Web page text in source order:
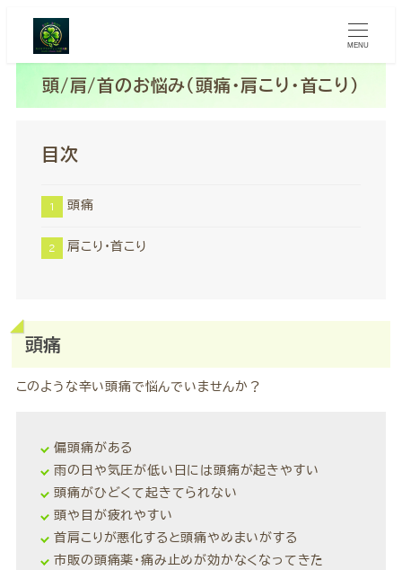
MENU
頭/肩/首のお悩み（頭痛・肩こり・首こり）
目次
頭痛
肩こり・首こり
頭痛
このような辛い頭痛で悩んでいませんか？
偏頭痛がある
雨の日や気圧が低い日には頭痛が起きやすい
頭痛がひどくて起きてられない
頭や目が疲れやすい
首肩こりが悪化すると頭痛やめまいがする
市販の頭痛薬・痛み止めが効かなくなってきた